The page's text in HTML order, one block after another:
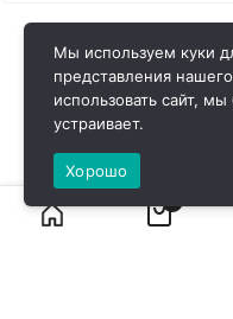
Мы используем куки
представления
использовать сайт, мы
устраивает.
Хорошо